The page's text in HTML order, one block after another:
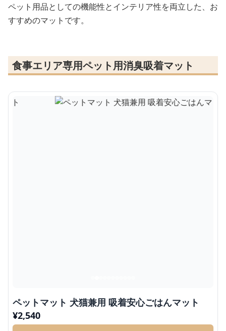
ペット用品としての機能性とインテリア性を両立した、お
すすめのマットです。
食事エリア専用ペット用消臭吸着マット
ペットマット 犬猫兼用 吸着安心ごはんマット
¥2,540